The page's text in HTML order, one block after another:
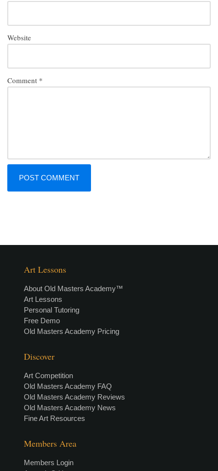
Website
Comment *
Art Lessons
About Old Masters Academy™
Art Lessons
Personal Tutoring
Free Demo
Old Masters Academy Pricing
Discover
Art Competition
Old Masters Academy FAQ
Old Masters Academy Reviews
Old Masters Academy News
Fine Art Resources
Members Area
Members Login